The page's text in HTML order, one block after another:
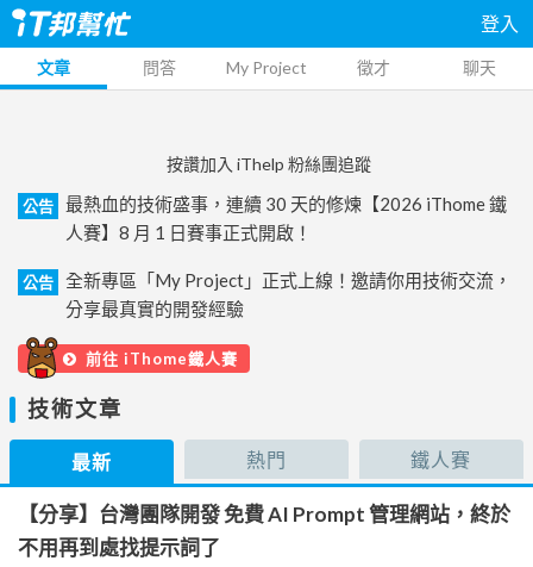
登入
文章 問答 My Project 徵才 聊天
按讚加入 iThelp 粉絲團追蹤
公告
最熱血的技術盛事，連續 30 天的修煉【2026 iThome 鐵
人賽】8 月 1 日賽事正式開啟！
公告
全新專區「My Project」正式上線！邀請你用技術交流，
分享最真實的開發經驗
前往 iThome鐵人賽
技術文章
最新 熱門 鐵人賽
【分享】台灣團隊開發 免費 AI Prompt 管理網站，終於
不用再到處找提示詞了